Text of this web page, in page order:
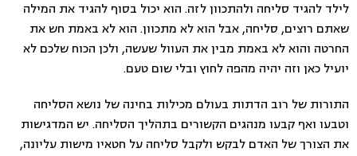
לילד להגיד סליחה ולהתכוון לזה. הוא יכול בסוף להגיד את המילה
שאתם רוצים, סליחה, אבל הוא לא מתכוון. הוא לא באמת חש את
החרטה והוא לא באמת מבין את העוול שעשה, ולכן הכוח שלכם לא
יועיל כאן וזה יהיה מהפה לחוץ ובלי שום טעם.
התורות של רוב הדתות בעולם מכילות בחינה של נושא הסליחה
וטבעו ואף קבעו מנהגים הקשורים בתהליך הסליחה. יש המדגישות
את הצורך של האדם לבקש ולקבל סליחה על חטאיו מישות עליונה,